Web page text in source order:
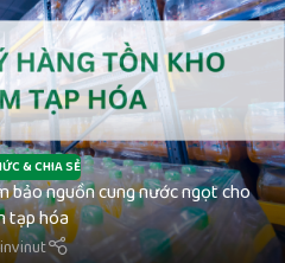
& CHIA SẺ
bảo nguồn cung nước ngọt cho
tạp hóa